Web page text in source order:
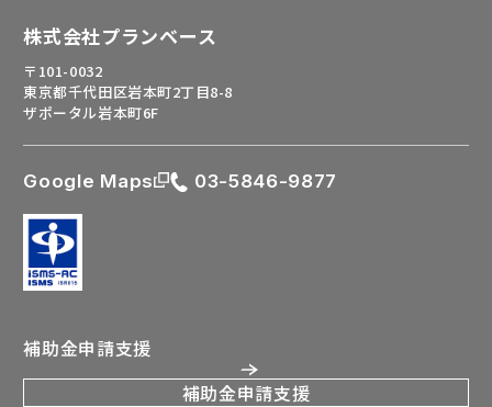
株式会社プランベース
〒101-0032
東京都千代田区岩本町2丁目8-8
ザポータル岩本町6F
Google Maps 03-5846-9877
補助金申請支援
補助金申請支援